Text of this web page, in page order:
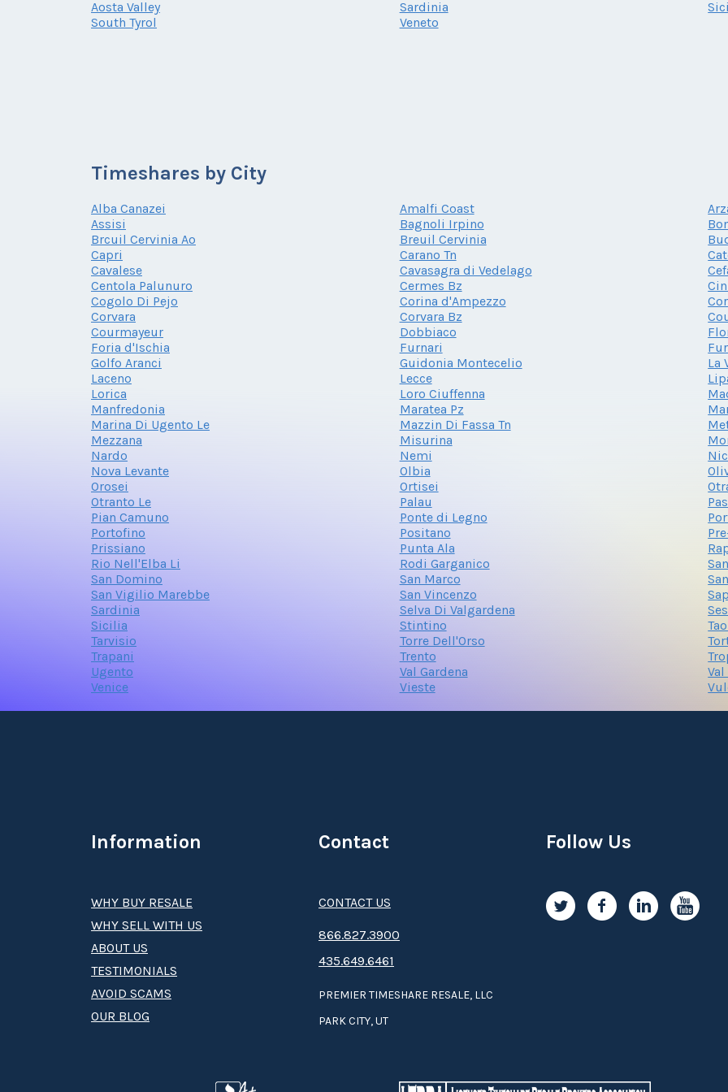
Aosta Valley Sardinia
South Tyrol
Veneto
Timeshares by City
Alba Canazei Amalfi Coast
Assisi
Bagnoli Irpino
Brcuil Cervinia Ao
Breuil Cervinia
Capri
Carano Tn
Cavalese
Cavasagra di Vedelago
Centola Palunuro
Cermes Bz
Cogolo Di Pejo
Corina d'Ampezzo
Corvara
Corvara Bz
Courmayeur
Dobbiaco
Foria d'Ischia
Furnari
Golfo Aranci
Guidonia Montecelio
La
Laceno
Lecce
Lorica
Loro Ciuffenna
Manfredonia
Maratea Pz
Marina Di Ugento Le
Mazzin Di Fassa Tn
Mezzana
Misurina
Nardo
Nemi
Nova Levante
Olbia
Orosei
Ortisei
Otranto Le
Palau
Pian Camuno
Ponte di Legno
Portofino
Positano
Prissiano
Punta Ala
Rio Nell'Elba Li
Rodi Garganico
San Domino
San Marco
San Vigilio Marebbe
San Vincenzo
Sardinia
Selva Di Valgardena
Sicilia
Stintino
Tarvisio
Torre Dell'Orso
Trapani
Trento
Ugento
Val Gardena
Venice
Vieste
Information
WHY BUY RESALE
WHY SELL WITH US
ABOUT US
TESTIMONIALS
AVOID SCAMS
OUR BLOG
Contact
CONTACT US
8­66.8­­­­27.3­9­­0­­­0
435.649.6461
PREMIER TIMESHARE RESALE, LLC
PARK CITY, UT
Follow Us